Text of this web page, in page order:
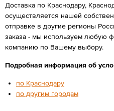
Доставка по Краснодару,
осуществляется нашей
отправке в другие регионы
заказа - мы используем любую
компанию по Вашему выбору.
Подробная информация об
по Краснодару
по другим городам